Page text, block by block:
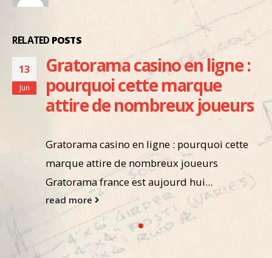
RELATED POSTS
13
Jun
Gratorama casino en ligne :
pourquoi cette marque
attire de nombreux joueurs
Gratorama casino en ligne : pourquoi cette
marque attire de nombreux joueurs
Gratorama france est aujourd hui...
read more